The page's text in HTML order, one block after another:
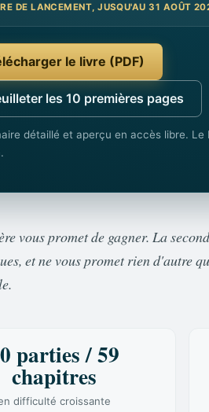
DE LANCEMENT, JUSQU'AU 31 AOÛT
le livre (PDF)
les 10 premières pages
détaillé et aperçu en accès libre. Le
vous promet de gagner. La
et ne vous promet rien d'autre
parties / 59
chapitres
difficulté croissante